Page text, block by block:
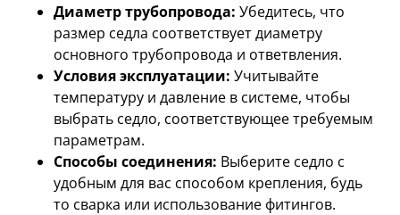
Диаметр трубопровода: Убедитесь, что
размер седла соответствует диаметру
основного трубопровода и ответвления.
Условия эксплуатации: Учитывайте
температуру и давление в системе, чтобы
выбрать седло, соответствующее требуемым
параметрам.
Способы соединения: Выберите седло с
удобным для вас способом крепления, будь
то сварка или использование фитингов.